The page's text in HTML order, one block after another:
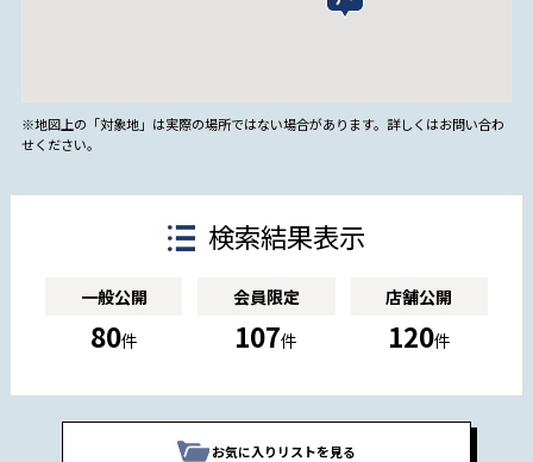
※地図上の「対象地」は実際の場所ではない場合があります。詳しくはお問い合わ
せください。
検索結果表示
一般公開
80件
会員限定
107件
店舗公開
120件
お気に入りリストを見る